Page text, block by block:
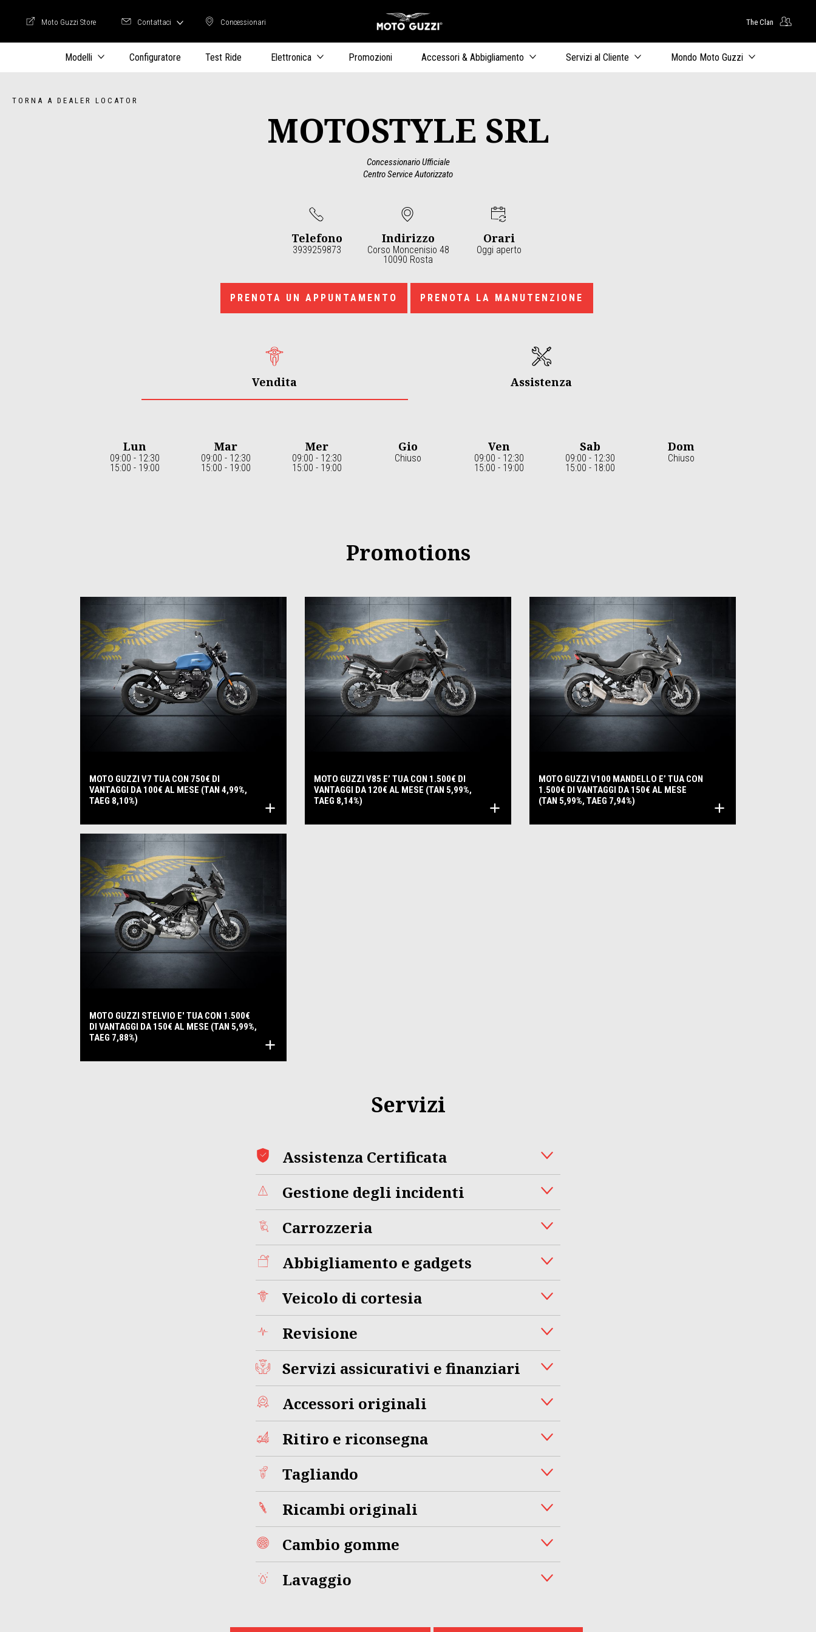
Concessionari
Concessionari
Moto Guzzi Store
Moto Guzzi Store Contattaci The Clan
Modelli Configuratore Test Ride Elettronica Promozioni Accessori & Abbigliamento Servizi al Cliente Mondo Moto Guzzi
TORNA A DEALER LOCATOR
MOTOSTYLE SRL
Concessionario Ufficiale
Centro Service Autorizzato
Telefono
3939259873
Indirizzo
Corso Moncenisio 48
10090 Rosta
Orari
Oggi aperto
PRENOTA UN APPUNTAMENTO PRENOTA LA MANUTENZIONE
Vendita Assistenza
Lun
09:00 - 12:30
15:00 - 19:00
Mar
09:00 - 12:30
15:00 - 19:00
Mer
09:00 - 12:30
15:00 - 19:00
Gio
Chiuso
Ven
09:00 - 12:30
15:00 - 19:00
Sab
09:00 - 12:30
15:00 - 18:00
Dom
Chiuso
Promotions
MOTO GUZZI V7 TUA CON 750€ DI
VANTAGGI DA 100€ AL MESE (TAN 4,99%,
TAEG 8,10%)
MOTO GUZZI V85 E’ TUA CON 1.500€ DI
VANTAGGI DA 120€ AL MESE (TAN 5,99%,
TAEG 8,14%)
MOTO GUZZI V100 MANDELLO E’ TUA CON
1.500€ DI VANTAGGI DA 150€ AL MESE
(TAN 5,99%, TAEG 7,94%)
MOTO GUZZI STELVIO E' TUA CON 1.500€
DI VANTAGGI DA 150€ AL MESE (TAN 5,99%,
TAEG 7,88%)
Servizi
Assistenza Certificata
Gestione degli incidenti
Carrozzeria
Abbigliamento e gadgets
Veicolo di cortesia
Revisione
Servizi assicurativi e finanziari
Accessori originali
Ritiro e riconsegna
Tagliando
Ricambi originali
Cambio gomme
Lavaggio